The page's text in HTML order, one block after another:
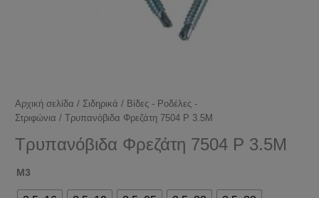
Αρχική σελίδα / Σιδηρικά / Βίδες - Ροδέλες -
Στριφώνια / Τρυπανόβιδα Φρεζάτη 7504 P 3.5M
Τρυπανόβιδα Φρεζάτη 7504 P 3.5M
M3